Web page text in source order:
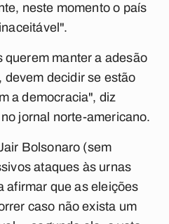
neste momento o país
querem manter a adesão
devem decidir se estão
a democracia", diz
jornal norte-americano.
Bolsonaro (sem
ataques às urnas
afirmar que as eleições
caso não exista um